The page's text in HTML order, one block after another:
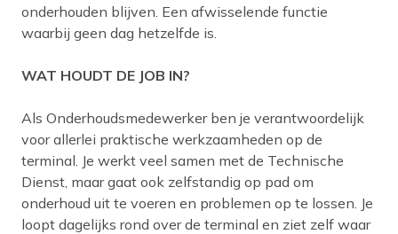
onderhouden blijven. Een afwisselende functie
waarbij geen dag hetzelfde is.
WAT HOUDT DE JOB IN?
Als Onderhoudsmedewerker ben je verantwoordelijk
voor allerlei praktische werkzaamheden op de
terminal. Je werkt veel samen met de Technische
Dienst, maar gaat ook zelfstandig op pad om
onderhoud uit te voeren en problemen op te lossen. Je
loopt dagelijks rond over de terminal en ziet zelf waar